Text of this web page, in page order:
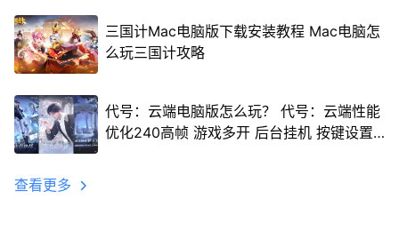
三国计Mac电脑版下载安装教程 Mac电脑怎
么玩三国计攻略
代号：云端电脑版怎么玩？ 代号：云端性能
优化240高帧 游戏多开 后台挂机 按键设置
查看更多